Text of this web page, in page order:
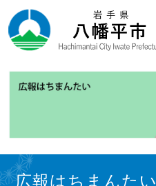
ー
ジ
ニ
ュ
文 広報はちまんたい